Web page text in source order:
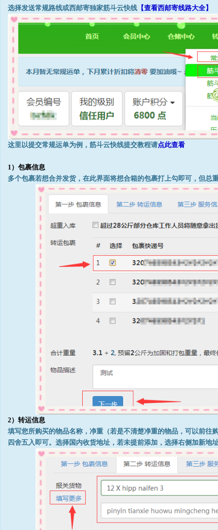
选择发送常规路线或西邮寄独家筋斗云快线 【查看西邮寄线路大全】
这里以提交常规运单为例，筋斗云快线提交教程请点此查看
1）包裹信息
多个包裹若想合并发货，在此界面将想合箱的包裹打上勾即可，但总
2）转运信息
填写您所购买的物品名称，净重（若是不清楚净重的物品，可以前
四舍五入即可。选择国内收货地址，若未提前添加，选择右侧加新地